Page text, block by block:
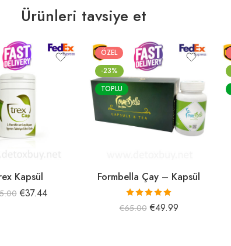
Ürünleri tavsiye et
Kapsül
€37.44
ÖZEL
-23%
TOPLU
Formbella Çay – Kapsül
5 üzerinden
5.00oy aldı
€65.00 €49.99